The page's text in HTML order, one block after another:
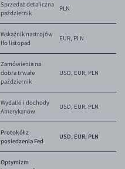
Sprzedaż detaliczna
październik
PLN
Wskaźnik nastrojów
Ifo listopad
EUR, PLN
Zamówienia na
dobra trwałe
październik
USD, EUR, PLN
Wydatki i dochody
Amerykanów
USD, EUR, PLN
Protokół z
posiedzenia Fed
USD, EUR, PLN
Optymizm